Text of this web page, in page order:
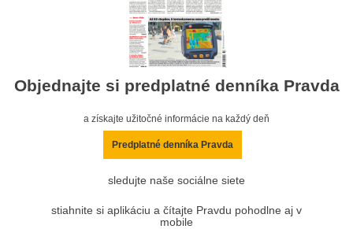
Objednajte si predplatné denníka Pravda
a získajte užitočné informácie na každý deň
Predplatné denníka Pravda
sledujte naše sociálne siete
stiahnite si aplikáciu a čítajte Pravdu pohodlne aj v
mobile